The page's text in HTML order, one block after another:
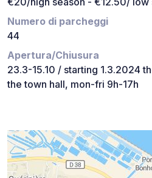
Numero di parcheggi
44
Apertura/Chiusura
23.3-15.10 / starting 1.3.2024
the town hall, mon-fri 9h-17h